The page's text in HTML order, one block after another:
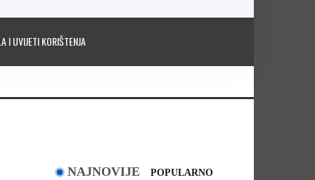
I UVIJETI KORIŠTENJA
NAJNOVIJE POPULARNO